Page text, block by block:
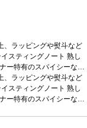
ラッピングや熨斗など
スティングノート 熟し
ー特有のスパイシーな芳
ジューシーな味わいを、
口当たりは完璧な風味。
ューナー・ヴェルトリー
ラッピングや熨斗など
スティングノート 熟し
ー特有のスパイシーな芳